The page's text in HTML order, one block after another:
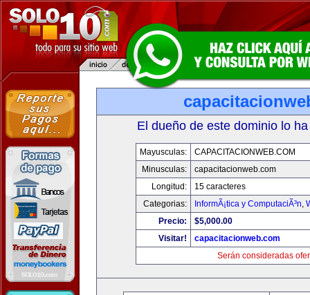
El dueño de este dominio lo
Mayusculas:
CAPACITACIONWEB.COM
Minusculas:
capacitacionweb.com
Longitud:
15 caracteres
Categorias:
InformÃ¡tica y ComputaciÃ³n,
Precio:
$5,000.00
Visitar!
capacitacionweb.com
Serán consideradas